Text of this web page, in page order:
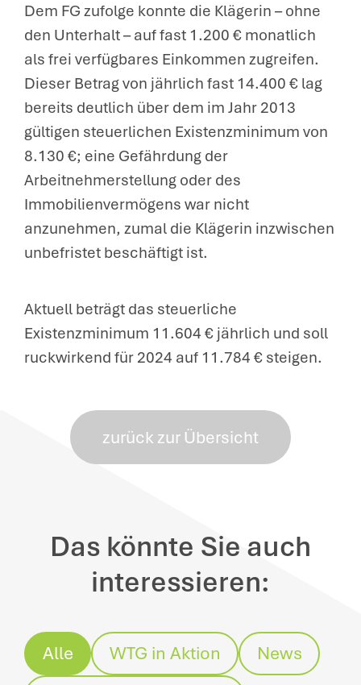
Dem FG zufolge konnte die Klägerin – ohne
den Unterhalt – auf fast 1.200 € monatlich
als frei verfügbares Einkommen zugreifen.
Dieser Betrag von jährlich fast 14.400 € lag
bereits deutlich über dem im Jahr 2013
gültigen steuerlichen Existenzminimum von
8.130 €; eine Gefährdung der
Arbeitnehmerstellung oder des
Immobilienvermögens war nicht
anzunehmen, zumal die Klägerin inzwischen
unbefristet beschäftigt ist.
Aktuell beträgt das steuerliche
Existenzminimum 11.604 € jährlich und soll
ruckwirkend für 2024 auf 11.784 € steigen.
zurück zur Übersicht
Das könnte Sie auch
interessieren:
Alle WTG in Aktion News